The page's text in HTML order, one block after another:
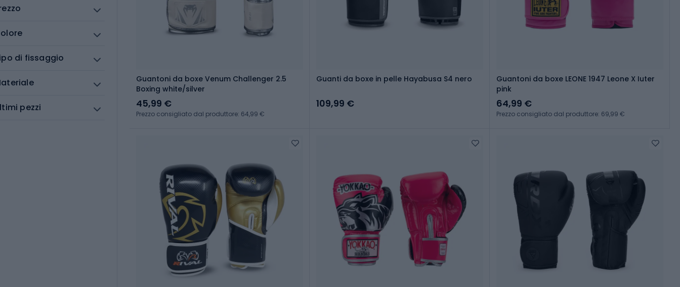
di fissaggio
pezzi
Guantoni da boxe Venum Challenger 2.5
Boxing white/silver
45,99 €
Prezzo consigliato dal produttore: 64,99 €
Guanti da boxe in pelle Hayabusa S4 nero
109,99 €
Guantoni da boxe LEONE 1947 Leone X Iuter
pink
64,99 €
Prezzo consigliato dal produttore: 69,99 €